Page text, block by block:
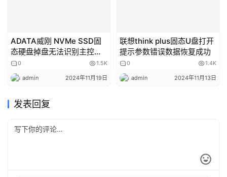
ADATA威刚 NVMe SSD固
态硬盘掉盘无法识别主控
SM2263XT数据恢复成功
0 1.5K
admin 2024年11月19日
联想think plus固态U盘打开
提示参数错误数据恢复成功
0 1.4K
admin 2024年11月13日
发表回复